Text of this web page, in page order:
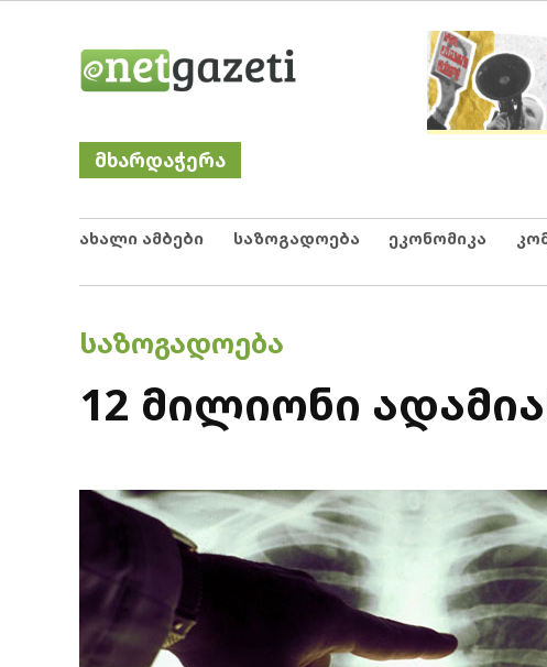
Netgazeti
მხარდაჭერა
ახალი ამბები საზოგადოება ეკონომიკა
POSTED
ᲡᲐᲖᲝᲒᲐᲓᲝᲔᲑᲐ
12 მილიონი